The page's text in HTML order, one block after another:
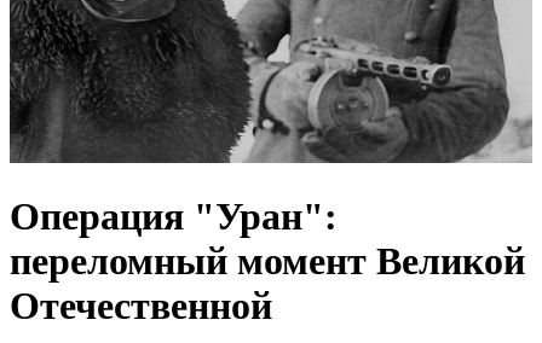
Операция "Уран":
переломный момент Великой
Отечественной